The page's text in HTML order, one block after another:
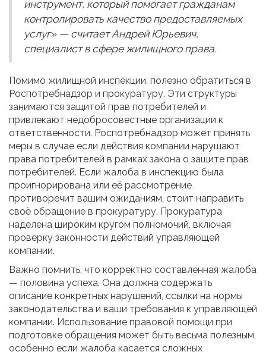
инструмент, который помогает гражданам
контролировать качество предоставляемых
услуг» — считает Андрей Юрьевич,
специалист в сфере жилищного права.
Помимо жилищной инспекции, полезно обратиться в
Роспотребнадзор и прокуратуру. Эти структуры
занимаются защитой прав потребителей и
привлекают недобросовестные организации к
ответственности. Роспотребнадзор может принять
меры в случае если действия компании нарушают
права потребителей в рамках закона о защите прав
потребителей. Если жалоба в инспекцию была
проигнорирована или её рассмотрение
противоречит вашим ожиданиям, стоит направить
своё обращение в прокуратуру. Прокуратура
наделена широким кругом полномочий, включая
проверку законности действий управляющей
компании.
Важно помнить, что корректно составленная жалоба
— половина успеха. Она должна содержать
описание конкретных нарушений, ссылки на нормы
законодательства и ваши требования к управляющей
компании. Использование правовой помощи при
подготовке обращения может быть весьма полезным,
особенно если жалоба касается сложных